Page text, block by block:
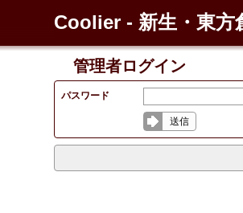
Coolier - 新生・東方
管理者ログイン
パスワード
送信